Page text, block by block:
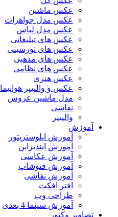
عکس ماشین
عکس مدل جواهرات
عکس مدل لباس
عکس های تبلیغاتی
عکس های تورسیتی
عکس های مذهبی
عکس های نظامی
عکس هنری
عکس و والپیپر هواپیما
مدل ماشین عروس
نقاشی
والپیپر
آموزش
آموزش ایلوستریتور
آموزش ایندیزاین
آموزش عکاسی
آموزش فتوشاپ
آموزش نقاشی
افتر افکت
طراحی وب
آموزش سینما 4 بعدی
تصاویر وکتور